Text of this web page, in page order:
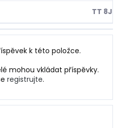
TT 8J
k této položce.
mohou vkládat příspěvky.
registrujte.